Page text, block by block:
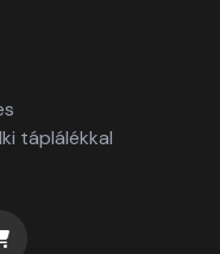
táplálékkal